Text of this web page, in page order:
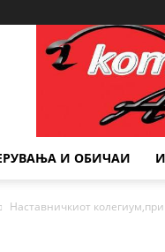
И ОБИЧАИ
Наставничкиот